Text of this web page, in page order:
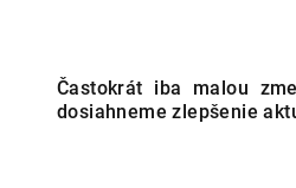
Častokrát iba malou
dosiahneme zlepšenie